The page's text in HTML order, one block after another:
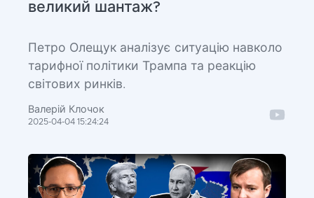
великий шантаж?
Петро Олещук аналізує ситуацію навколо
тарифної політики Трампа та реакцію
світових ринків.
Валерій Клочок
2025-04-04 15:24:24